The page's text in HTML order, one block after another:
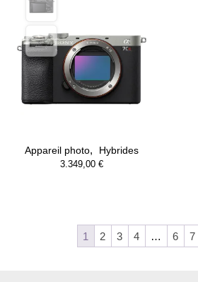
Appareil photo,
Hybrides
3.349,00 €
1 2 3 4 … 6 7